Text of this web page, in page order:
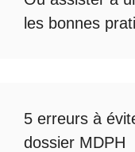
les bonnes
5 erreurs à
dossier MDPH